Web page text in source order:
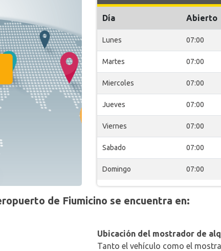
Día Abierto
Lunes 07:00
Martes 07:00
Miercoles 07:00
Jueves 07:00
Viernes 07:00
Sabado 07:00
Domingo 07:00
de Fiumicino se encuentra en:
Ubicación del mostrador de
Tanto el vehículo como el